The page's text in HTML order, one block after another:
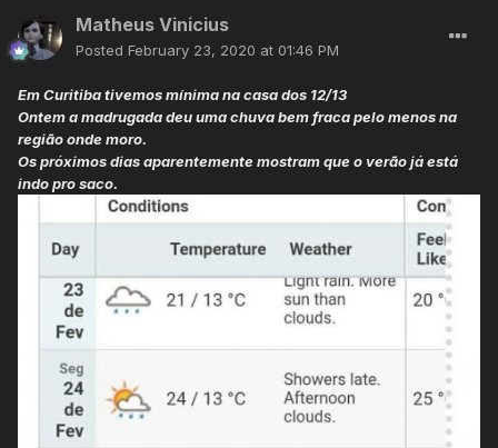
Matheus Vinicius
Posted February 23, 2020 at 01:46 PM
Em Curitiba tivemos mínima na casa dos 12/13
Ontem a madrugada deu uma chuva bem fraca pelo menos na
região onde moro.
Os próximos dias aparentemente mostram que o verão já está
indo pro saco.